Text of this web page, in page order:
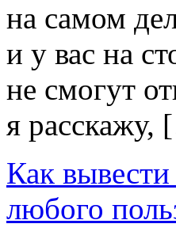
на самом
и у вас на
не смогут
я
Как
любого